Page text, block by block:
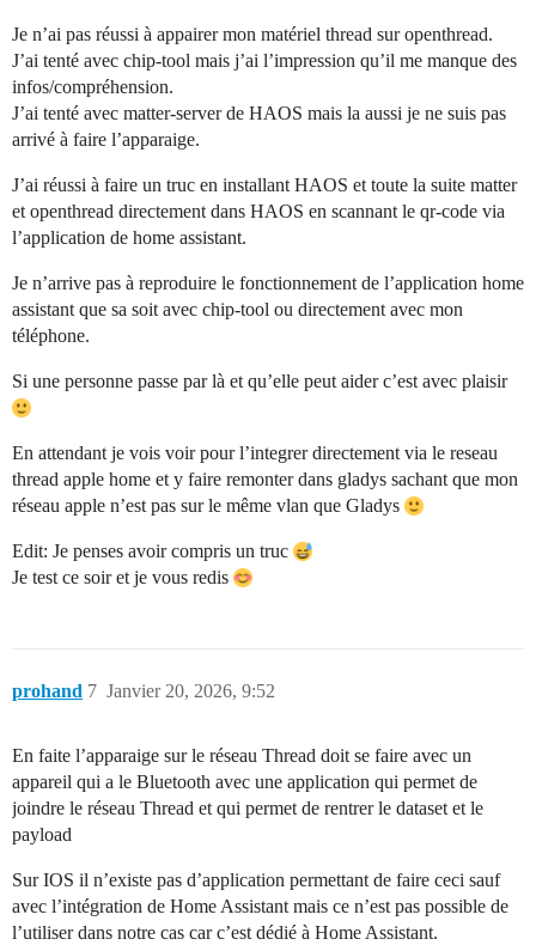
Je n’ai pas réussi à appairer mon matériel thread sur openthread.
J’ai tenté avec chip-tool mais j’ai l’impression qu’il me manque des
infos/compréhension.
J’ai tenté avec matter-server de HAOS mais la aussi je ne suis pas
arrivé à faire l’apparaige.
J’ai réussi à faire un truc en installant HAOS et toute la suite matter
et openthread directement dans HAOS en scannant le qr-code via
l’application de home assistant.
Je n’arrive pas à reproduire le fonctionnement de l’application home
assistant que sa soit avec chip-tool ou directement avec mon
téléphone.
Si une personne passe par là et qu’elle peut aider c’est avec plaisir
En attendant je vois voir pour l’integrer directement via le reseau
thread apple home et y faire remonter dans gladys sachant que mon
réseau apple n’est pas sur le même vlan que Gladys
Edit: Je penses avoir compris un truc
Je test ce soir et je vous redis
prohand Janvier 20, 2026, 9:52
7
En faite l’apparaige sur le réseau Thread doit se faire avec un
appareil qui a le Bluetooth avec une application qui permet de
joindre le réseau Thread et qui permet de rentrer le dataset et le
payload
Sur IOS il n’existe pas d’application permettant de faire ceci sauf
avec l’intégration de Home Assistant mais ce n’est pas possible de
l’utiliser dans notre cas car c’est dédié à Home Assistant.